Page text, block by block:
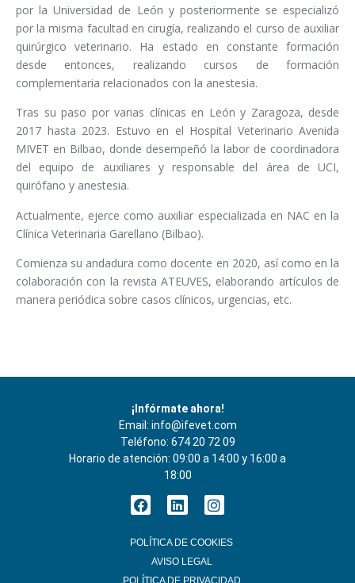
por la Universidad de León y posteriormente se especializó
por la misma facultad en cirugía, realizando el curso de auxiliar
quirúrgico veterinario. Ha estado en constante formación
desde entonces, realizando cursos de formación
complementaria relacionados con la anestesia.
Tras su paso por varias clínicas en León y Zaragoza, desde
2017 hasta 2023. Estuvo en el Hospital Veterinario Avenida
MIVET en Bilbao, donde desempeñó la labor de coordinadora
del equipo de auxiliares y responsable del área de UCI,
quirófano y anestesia.
Actualmente, ejerce como auxiliar especializada en NAC en la
Clínica Veterinaria Garellano (Bilbao).
Comienza su andadura como docente en 2020, así como en la
colaboración con la revista ATEUVES, elaborando artículos de
manera periódica sobre casos clínicos, urgencias, etc.
¡Infórmate ahora!
Email: info@ifevet.com
Teléfono: 674 20 72 09
Horario de atención: 09:00 a 14:00 y 16:00 a
18:00
POLÍTICA DE COOKIES
AVISO LEGAL
POLÍTICA DE PRIVACIDAD